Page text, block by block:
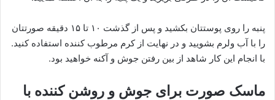
پنبه را روی پوستتان بکشید و پس از گذشت ۱۰ تا ۱۵ دقیقه صورتتان
را با آب ولرم بشویید و در نهایت از کرم مرطوب کننده استفاده کنید.
با انجام این کار شاهد از بین رفتن جوش و آکنه خواهید بود.
ماسک صورت برای جوش و روشن کننده با